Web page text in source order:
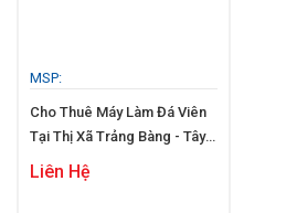
MSP:
Cho Thuê Máy Làm Đá Viên
Tại Thị Xã Trảng Bàng - Tây
Ninh
Liên Hệ